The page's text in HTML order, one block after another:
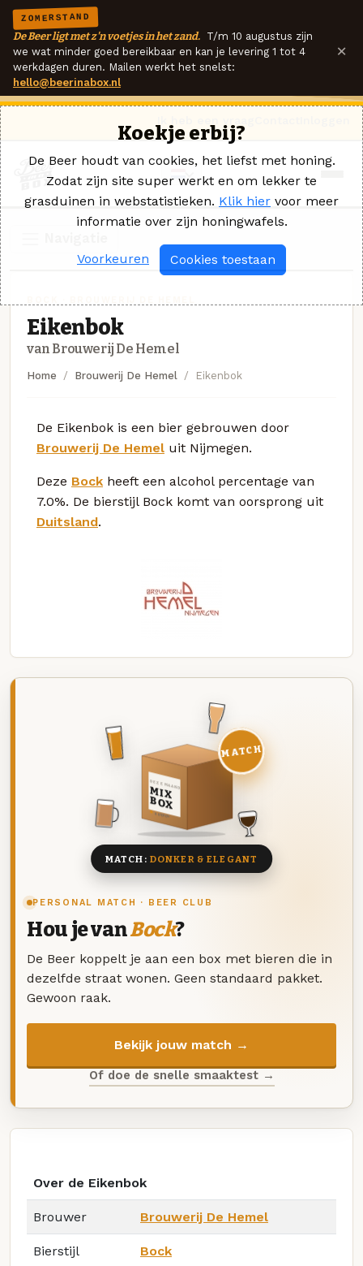
ZOMERSTAND
De Beer ligt met z'n voetjes in het zand. T/m 10 augustus zijn
we wat minder goed bereikbaar en kan je levering 1 tot 4
werkdagen duren. Mailen werkt het snelst:
hello@beerinabox.nl
×
Eikenbok
van Brouwerij De Hemel
Home Brouwerij De Hemel Eikenbok
De Eikenbok is een bier gebrouwen door
Brouwerij De Hemel uit Nijmegen.
Deze Bock heeft een alcohol percentage van
7.0%. De bierstijl Bock komt van oorsprong uit
Duitsland.
PERSONAL MATCH · BEER CLUB
Hou je vanBock?
De Beer koppelt je aan een box met bieren die in
dezelfde straat wonen. Geen standaard pakket.
Gewoon raak.
Bekijk jouw match →
Of doe de snelle smaaktest →
DEZE MAAND
MIX
BOX
8 BIEREN
MATCH
MATCH: DONKER & ELEGANT
Over de Eikenbok
Brouwer Brouwerij De Hemel
Bierstijl Bock
Koekje erbij?
De Beer houdt van cookies, het liefst met honing.
Zodat zijn site super werkt en om lekker te
grasduinen in webstatistieken. Klik hier voor meer
informatie over zijn honingwafels.
Voorkeuren Cookies toestaan